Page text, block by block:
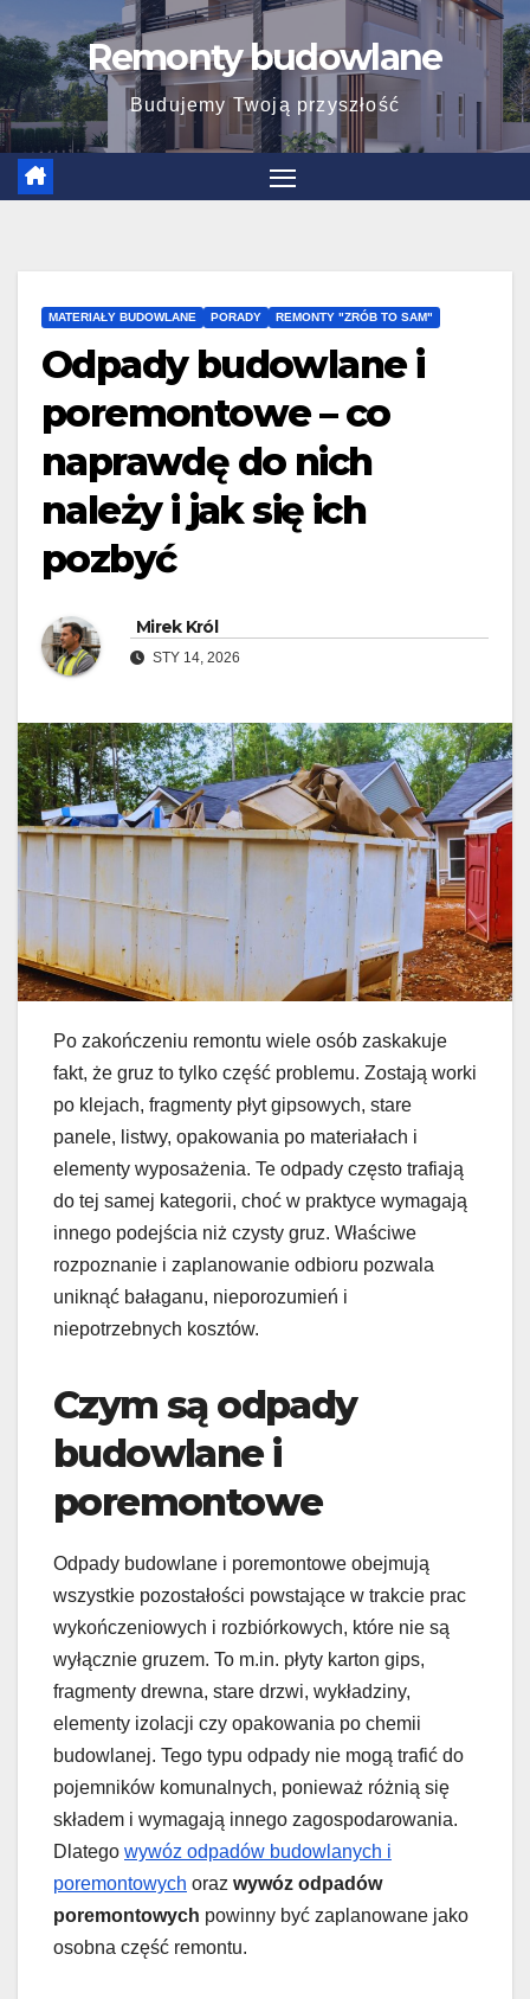
to
content
Remonty budowlane
Budujemy Twoją przyszłość
MATERIAŁY BUDOWLANE PORADY REMONTY "ZRÓB TO SAM"
Odpady budowlane i
poremontowe – co
naprawdę do nich
należy i jak się ich
pozbyć
Mirek Król
STY 14, 2026
Po zakończeniu remontu wiele osób zaskakuje
fakt, że gruz to tylko część problemu. Zostają worki
po klejach, fragmenty płyt gipsowych, stare
panele, listwy, opakowania po materiałach i
elementy wyposażenia. Te odpady często trafiają
do tej samej kategorii, choć w praktyce wymagają
innego podejścia niż czysty gruz. Właściwe
rozpoznanie i zaplanowanie odbioru pozwala
uniknąć bałaganu, nieporozumień i
niepotrzebnych kosztów.
Czym są odpady
budowlane i
poremontowe
Odpady budowlane i poremontowe obejmują
wszystkie pozostałości powstające w trakcie prac
wykończeniowych i rozbiórkowych, które nie są
wyłącznie gruzem. To m.in. płyty karton gips,
fragmenty drewna, stare drzwi, wykładziny,
elementy izolacji czy opakowania po chemii
budowlanej. Tego typu odpady nie mogą trafić do
pojemników komunalnych, ponieważ różnią się
składem i wymagają innego zagospodarowania.
Dlatego wywóz odpadów budowlanych i
poremontowych oraz wywóz odpadów
poremontowych powinny być zaplanowane jako
osobna część remontu.